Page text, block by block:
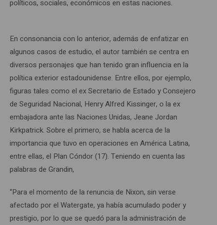
políticos, sociales, económicos en estas naciones.
En consonancia con lo anterior, además de enfatizar en
algunos casos de estudio, el autor también se centra en
diversos personajes que han tenido gran influencia en la
política exterior estadounidense. Entre ellos, por ejemplo,
figuras tales como el ex Secretario de Estado y Consejero
de Seguridad Nacional, Henry Alfred Kissinger, o la ex
embajadora ante las Naciones Unidas, Jeane Jordan
Kirkpatrick. Sobre el primero, se habla acerca de la
importancia que tuvo en operaciones en América Latina,
entre ellas, el Plan Cóndor (17). Teniendo en cuenta las
palabras de Grandin,
“Para el momento de la renuncia de Nixon, sin verse
afectado por el Watergate, ya había acumulado poder y
prestigio, por lo que se quedó para la administración de